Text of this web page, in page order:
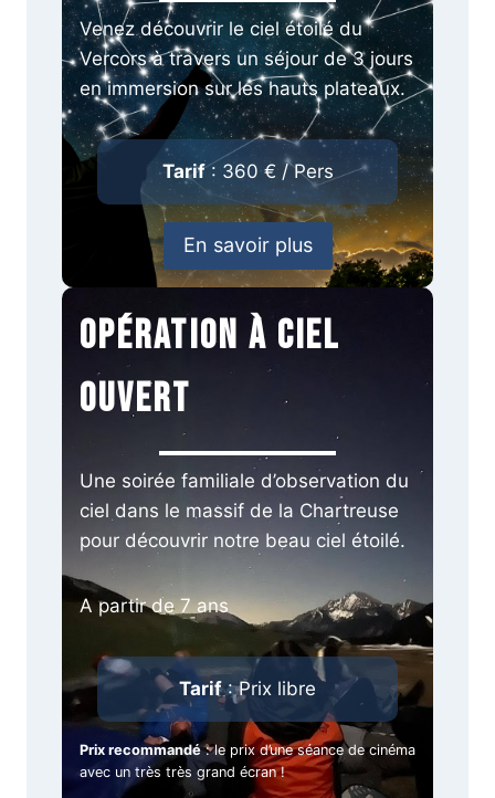
Venez découvrir le ciel étoilé du
Vercors à travers un séjour de 3 jours
en immersion sur les hauts plateaux.
Tarif: 360 € / Pers
En savoir plus
Opération à ciel
ouvert
Une soirée familiale d’observation du
ciel dans le massif de la Chartreuse
pour découvrir notre beau ciel étoilé.
A partir de 7 ans
Tarif: Prix libre
Prix recommandé: le prix d’une séance de cinéma
avec un très très grand écran !